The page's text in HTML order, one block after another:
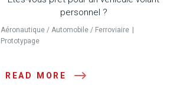
personnel ?
Aéronautique / Automobile / Ferroviaire
Prototypage
READ MORE